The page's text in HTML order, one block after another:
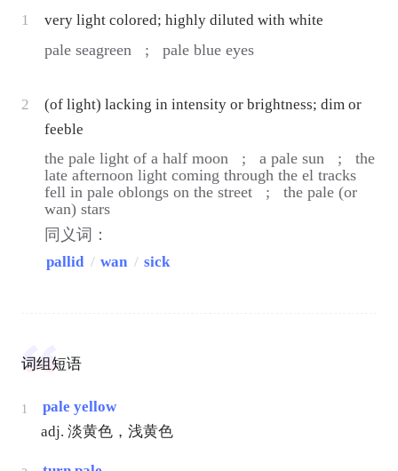
1 very light colored; highly diluted with white
pale seagreen ; pale blue eyes
2
(of light) lacking in intensity or brightness; dim or
feeble
the pale light of a half moon ; a pale sun ;
the
late afternoon light coming through the el tracks
fell in pale oblongs on the street ;
the pale (or
wan) stars
同义词：
pallid / wan / sick
词组短语
1
pale yellow
adj. 淡黄色，浅黄色